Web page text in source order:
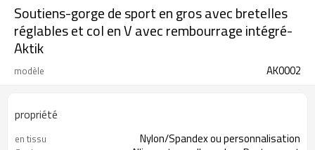
Soutiens-gorge de sport en gros avec bretelles
réglables et col en V avec rembourrage intégré-
Aktik
modèle AK0002
propriété
en tissu Nylon/Spandex ou personnalisation